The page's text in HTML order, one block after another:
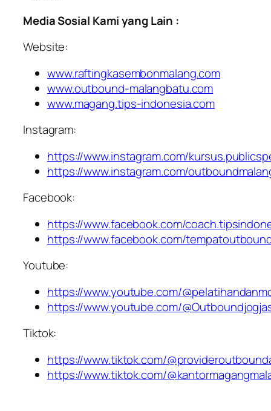
Media Sosial Kami yang Lain :
Website:
www.raftingkasembonmalang.com
www.outbound-malangbatu.com
www.magang.tips-indonesia.com
Instagram:
https://www.instagram.com/
https://www.instagram.com/
Facebook:
https://www.facebook.com/
https://www.facebook.com/
Youtube:
https://www.youtube.com/
https://www.youtube.com/
Tiktok:
https://www.tiktok.com/
https://www.tiktok.com/